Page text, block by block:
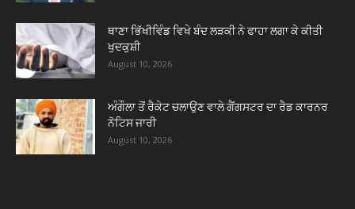
ਥਾਣਾ ਭਿੱਖੀਵਿੰਡ ਵਿਖੇ ਬੰਦ ਲੜਕੀ ਨੇ ਫਾਹਾ ਲਗਾ ਕੇ ਕੀਤੀ
ਖੁਦਕੁਸ਼ੀ
August 10, 2026
ਅੰਗੌਲਾ ਤੋਂ ਰੈਕੇਟ ਚਲਾਉਣ ਵਾਲੇ ਗੈਂਗਸਟਰ ਦਾ ਰੈਡ ਕਾਰਨਰ
ਨੋਟਿਸ ਜਾਰੀ
August 10, 2026